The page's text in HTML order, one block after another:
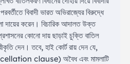
বিবাদী ভারত অভিরাজ্যের বিরুদ্ধে
দায়ের করেন। বিচারিক আদালত উক্ত
কোনো দায় ছাড়াই চুক্তি বাতিল
দেন। তবে, হাই কোর্ট রায় দেন যে,
clause) অবৈধ এবং মামলাটি